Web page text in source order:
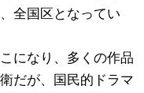
全国区となってい
になり、多くの作品
だが、国民的ドラマ